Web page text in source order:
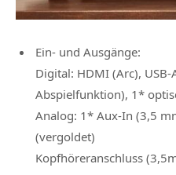
Ein- und Ausgänge:
Digital: HDMI (Arc), USB-
Abspielfunktion), 1*
Analog: 1* Aux-In (3,5
(vergoldet)
Kopfhöreranschluss